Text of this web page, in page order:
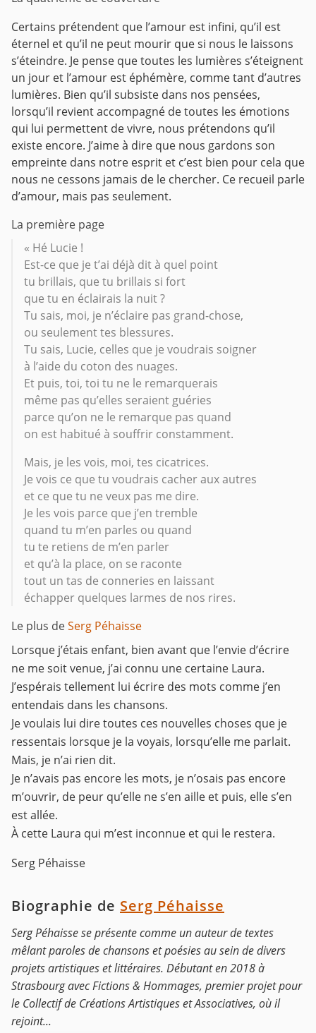
Certains prétendent que l’amour est infini, qu’il est
éternel et qu’il ne peut mourir que si nous le laissons
s’éteindre. Je pense que toutes les lumières s’éteignent
un jour et l’amour est éphémère, comme tant d’autres
lumières. Bien qu’il subsiste dans nos pensées,
lorsqu’il revient accompagné de toutes les émotions
qui lui permettent de vivre, nous prétendons qu’il
existe encore. J’aime à dire que nous gardons son
empreinte dans notre esprit et c’est bien pour cela que
nous ne cessons jamais de le chercher. Ce recueil parle
d’amour, mais pas seulement.
La première page
« Hé Lucie !
Est-ce que je t’ai déjà dit à quel point
tu brillais, que tu brillais si fort
que tu en éclairais la nuit ?
Tu sais, moi, je n’éclaire pas grand-chose,
ou seulement tes blessures.
Tu sais, Lucie, celles que je voudrais soigner
à l’aide du coton des nuages.
Et puis, toi, toi tu ne le remarquerais
même pas qu’elles seraient guéries
parce qu’on ne le remarque pas quand
on est habitué à souffrir constamment.
Mais, je les vois, moi, tes cicatrices.
Je vois ce que tu voudrais cacher aux autres
et ce que tu ne veux pas me dire.
Je les vois parce que j’en tremble
quand tu m’en parles ou quand
tu te retiens de m’en parler
et qu’à la place, on se raconte
tout un tas de conneries en laissant
échapper quelques larmes de nos rires.
Le plus deSerg Péhaisse
Lorsque j’étais enfant, bien avant que l’envie d’écrire
ne me soit venue, j’ai connu une certaine Laura.
J’espérais tellement lui écrire des mots comme j’en
entendais dans les chansons.
Je voulais lui dire toutes ces nouvelles choses que je
ressentais lorsque je la voyais, lorsqu’elle me parlait.
Mais, je n’ai rien dit.
Je n’avais pas encore les mots, je n’osais pas encore
m’ouvrir, de peur qu’elle ne s’en aille et puis, elle s’en
est allée.
À cette Laura qui m’est inconnue et qui le restera.
Serg Péhaisse
Biographie de Serg Péhaisse
Serg Péhaisse se présente comme un auteur de textes
mêlant paroles de chansons et poésies au sein de divers
projets artistiques et littéraires. Débutant en 2018 à
Strasbourg avec Fictions & Hommages, premier projet pour
le Collectif de Créations Artistiques et Associatives, où il
rejoint...